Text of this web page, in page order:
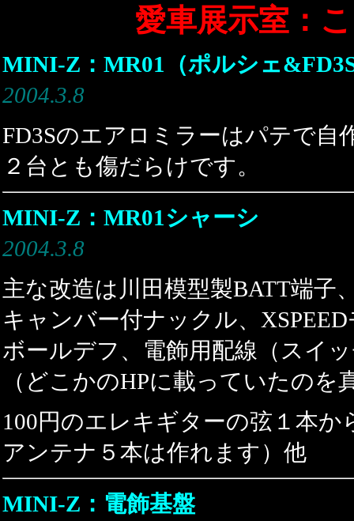
愛車展示室：
MINI-Z：MR01（ポルシェ
2004.3.8
FD3Sのエアロミラーはパテで自
２台とも傷だらけです。
MINI-Z：MR01シャーシ
2004.3.8
主な改造は川田模型製BATT端子
キャンバー付ナックル、
ボールデフ、電飾用配線（スイ
（どこかのHPに載っていたのを
100円のエレキギターの弦１本か
アンテナ５本は作れます）他
MINI-Z：電飾基盤